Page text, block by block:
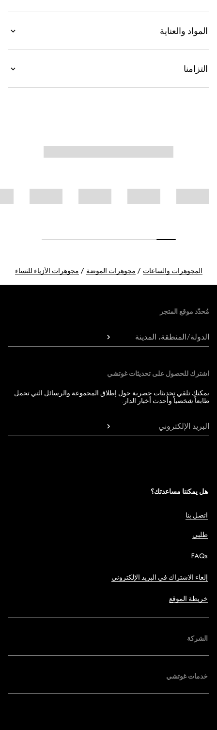
المواد والعناية
التزامنا
المجوهرات والساعات مجوهرات الموضة مجوهرات الأزياء للنساء
مُحدّد موقع المتجر
الدولة/المنطقة، المدينة
اشترك للحصول على تحديثات غوتشي
يمكنك تلقي تحديثات حصرية حول إطلاق المجموعة والرسائل التي تحمل
طابعاً شخصياً وأحدث أخبار الدار.
البريد الإلكتروني
هل يمكننا مساعدتك؟
اتصل بنا
طلبي
FAQs
إلغاء الاشتراك في البريد الإلكتروني
خريطة الموقع
الشركة
خدمات غوتشي